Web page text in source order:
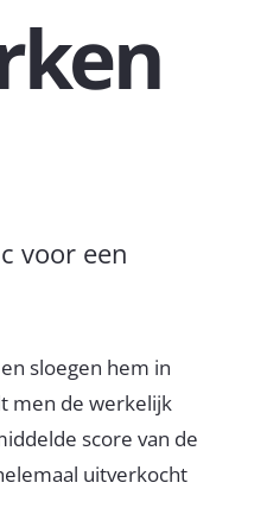
voor een
sloegen hem in
men de werkelijk
score van de
uitverkocht